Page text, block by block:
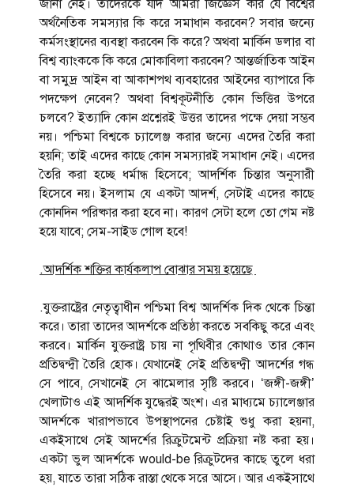
জানা নেই। তাদেরকে যদি আমরা জিজ্ঞেস করি যে বিশ্বের
অর্থনৈতিক সমস্যার কি করে সমাধান করবেন? সবার জন্যে
কর্মসংস্থানের ব্যবস্থা করবেন কি করে? অথবা মার্কিন ডলার বা
বিশ্ব ব্যাংককে কি করে মোকাবিলা করবেন? আন্তর্জাতিক আইন
বা সমুদ্র আইন বা আকাশপথ ব্যবহারের আইনের ব্যাপারে কি
পদক্ষেপ নেবেন? অথবা বিশ্বকূটনীতি কোন ভিত্তির উপরে
চলবে? ইত্যাদি কোন প্রশ্নেরই উত্তর তাদের পক্ষে দেয়া সম্ভব
নয়। পশ্চিমা বিশ্বকে চ্যালেঞ্জ করার জন্যে এদের তৈরি করা
হয়নি; তাই এদের কাছে কোন সমস্যারই সমাধান নেই। এদের
তৈরি করা হচ্ছে ধর্মান্ধ হিসেবে; আদর্শিক চিন্তার অনুসারী
হিসেবে নয়। ইসলাম যে একটা আদর্শ, সেটাই এদের কাছে
কোনদিন পরিষ্কার করা হবে না। কারণ সেটা হলে তো গেম নষ্ট
হয়ে যাবে; সেম-সাইড গোল হবে!
.আদর্শিক শক্তির কার্যকলাপ বোঝার সময় হয়েছে
.যুক্তরাষ্ট্রের নেতৃত্বাধীন পশ্চিমা বিশ্ব আদর্শিক দিক থেকে চিন্তা
করে। তারা তাদের আদর্শকে প্রতিষ্ঠা করতে সবকিছু করে এবং
করবে। মার্কিন যুক্তরাষ্ট্র চায় না পৃথিবীর কোথাও তার কোন
প্রতিদ্বন্দ্বী তৈরি হোক। যেখানেই সেই প্রতিদ্বন্দ্বী আদর্শের গন্ধ
সে পাবে, সেখানেই সে ঝামেলার সৃষ্টি করবে। ‘জঙ্গী-জঙ্গী’
খেলাটাও এই আদর্শিক যুদ্ধেরই অংশ। এর মাধ্যমে চ্যালেঞ্জার
আদর্শকে খারাপভাবে উপস্থাপনের চেষ্টাই শুধু করা হয়না,
একইসাথে সেই আদর্শের রিক্রুটমেন্ট প্রক্রিয়া নষ্ট করা হয়।
একটা ভুল আদর্শকে would-be রিক্রুটদের কাছে তুলে ধরা
হয়, যাতে তারা সঠিক রাস্তা থেকে সরে আসে। আর একইসাথে